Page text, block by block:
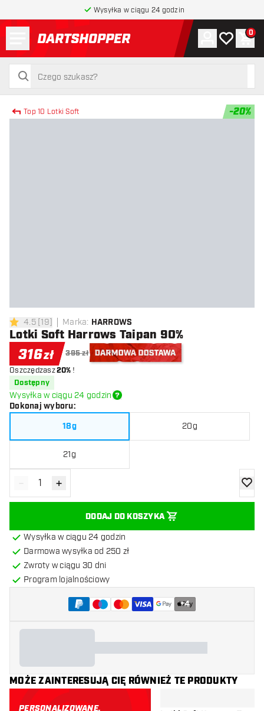
Wysyłka w ciągu 24 godzin
powrót do strony głównej
szukaj
szukaj
Konto
Moja lista
0
Top 10 Lotki Soft -20%
4.5 gwiazdki oceny
4.5[19] Marka: HARROWS
Lotki Soft Harrows Taipan 90%
316zł 395 zł
Oszczędzasz20% !
Dostępny
Wysyłka w ciągu 24 godzin
Dokonaj wyboru:
18g
20g
21g
Zmniejsz ilość
- Zwiększ ilość
+
DODAJ DO KOSZYKA
Wysyłka w ciągu 24 godzin
Darmowa wysyłka od 250 zł
Zwroty w ciągu 30 dni
Program lojalnościowy
+4
MOŻE ZAINTERESUJĄ CIĘ RÓWNIEŻ TE PRODUKTY
PERSONALIZOWANE,